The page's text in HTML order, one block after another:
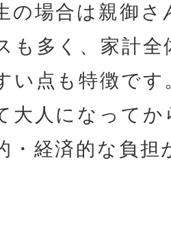
の場合は親御
も多く、家計
い点も特徴で
大人になって
・経済的な負